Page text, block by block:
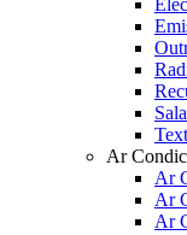
Ar
Ar
Ar
Ar